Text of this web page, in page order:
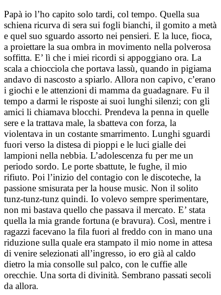
Papà io l’ho capito solo tardi, col tempo. Quella sua
schiena ricurva di sera sui fogli bianchi, il gomito a metà
e quel suo sguardo assorto nei pensieri. E la luce, fioca,
a proiettare la sua ombra in movimento nella polverosa
soffitta. E’ lì che i miei ricordi si appoggiano ora. La
scala a chiocciola che portava lassù, quando in pigiama
andavo di nascosto a spiarlo. Allora non capivo, c’erano
i giochi e le attenzioni di mamma da guadagnare. Fu il
tempo a darmi le risposte ai suoi lunghi silenzi; con gli
amici li chiamava blocchi. Prendeva la penna in quelle
sere e la trattava male, la sbatteva con forza, la
violentava in un costante smarrimento. Lunghi sguardi
fuori verso la distesa di pioppi e le luci gialle dei
lampioni nella nebbia. L’adolescenza fu per me un
periodo sordo. Le porte sbattute, le fughe, il mio
rifiuto. Poi l’inizio del contagio con le discoteche, la
passione smisurata per la house music. Non il solito
tunz-tunz-tunz quindi. Io volevo sempre sperimentare,
non mi bastava quello che passava il mercato. E’ stata
quella la mia grande fortuna (e bravura). Così, mentre i
ragazzi facevano la fila fuori al freddo con in mano una
riduzione sulla quale era stampato il mio nome in attesa
di venire selezionati all’ingresso, io ero già al caldo
dietro la mia consolle sul palco, con le cuffie alle
orecchie. Una sorta di divinità. Sembrano passati secoli
da allora.